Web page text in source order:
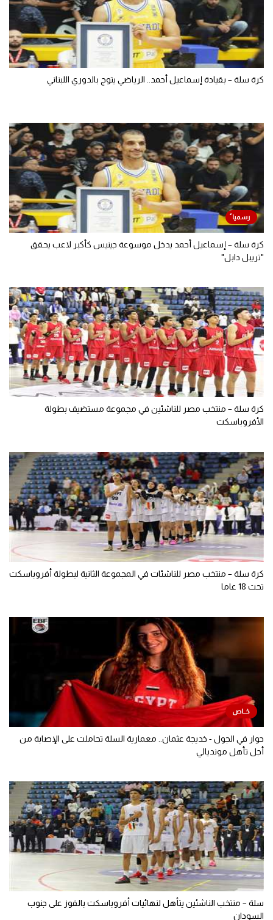
كرة سلة – بقيادة إسماعيل أحمد.. الرياضي يتوج بالدوري اللبناني
كرة سلة – إسماعيل أحمد يدخل موسوعة جينيس كأكبر لاعب يحقق
"تريبل دابل"
كرة سلة – منتخب مصر للناشئين في مجموعة مستضيف بطولة
الأفروباسكت
كرة سلة – منتخب مصر للناشئات في المجموعة الثانية لبطولة أفروباسكت
تحت 18 عاما
حوار في الجول - خديجة عثمان.. معمارية السلة تحاملت على الإصابة من
أجل تأهل مونديالي
سلة – منتخب الناشئين يتأهل لنهائيات أفروباسكت بالفوز على جنوب
السودان